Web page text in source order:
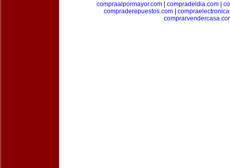
compraalpormayor.com| compradeldia.com|
compraderepuestos.com|